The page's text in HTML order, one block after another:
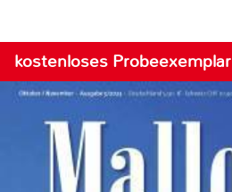
kostenloses Probeexemplar